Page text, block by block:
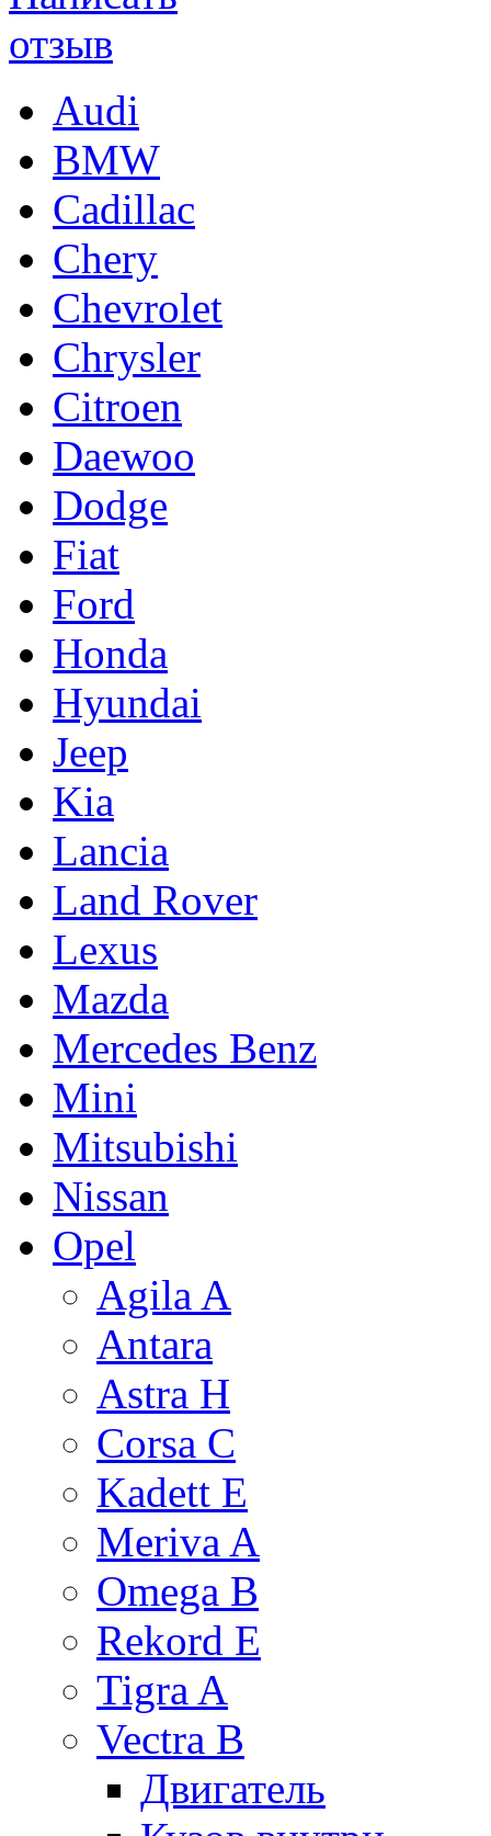
Audi
BMW
Cadillac
Chery
Chevrolet
Chrysler
Citroen
Daewoo
Dodge
Fiat
Ford
Honda
Hyundai
Jeep
Kia
Lancia
Land Rover
Lexus
Mazda
Mercedes Benz
Mini
Mitsubishi
Nissan
Opel
Agila A
Antara
Astra H
Corsa C
Kadett E
Meriva A
Omega B
Rekord E
Tigra A
Vectra B
Двигатель